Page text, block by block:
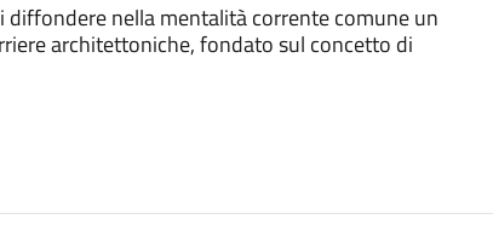
diffondere nella mentalità corrente comune un
architettoniche, fondato sul concetto di